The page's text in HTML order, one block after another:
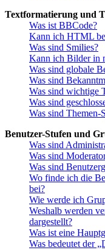
Textformatierung und
Was ist BBCode?
Kann ich HTML
Was sind Smilies?
Kann ich Bilder in
Was sind globale
Was sind
Was sind wichtige
Was sind
Was sind Themen-
Benutzer-Stufen und
Was sind
Was sind
Was sind
Wo finde ich die
bei?
Wie werde ich
Weshalb werden
dargestellt?
Was ist eine
Was bedeutet der